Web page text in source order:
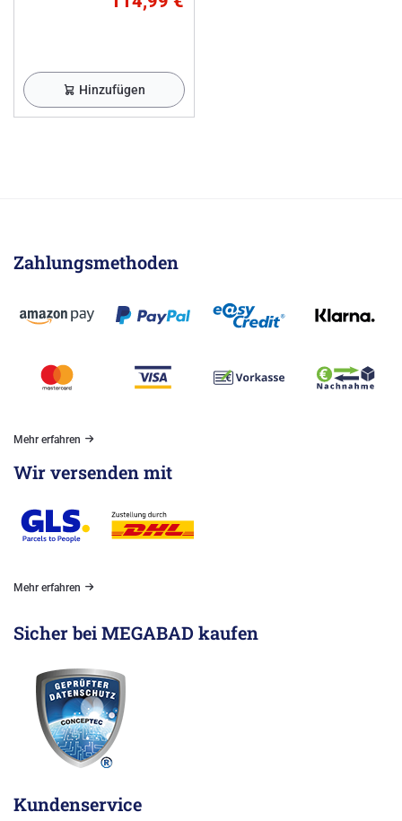
Hinzufügen
Zahlungsmethoden
Mehr erfahren
Wir versenden mit
Mehr erfahren
Sicher bei MEGABAD kaufen
Kundenservice